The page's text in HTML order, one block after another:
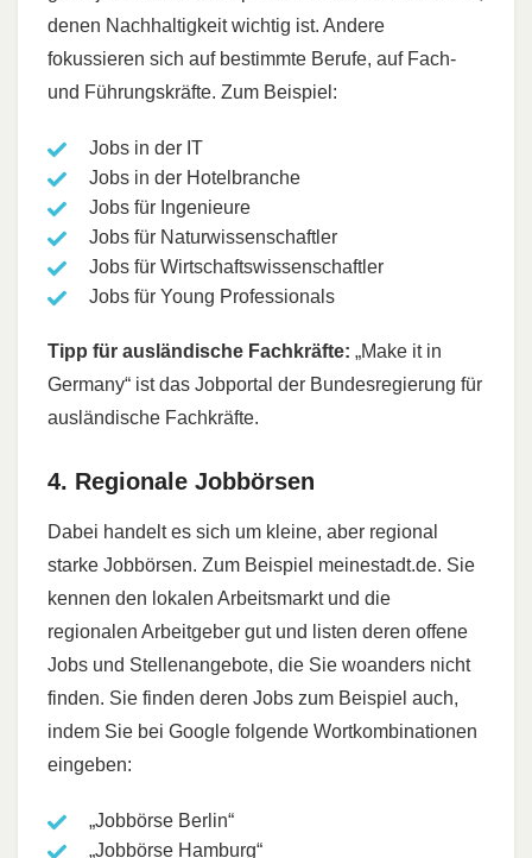
denen Nachhaltigkeit wichtig ist. Andere
fokussieren sich auf bestimmte Berufe, auf Fach-
und Führungskräfte. Zum Beispiel:
Jobs in der IT
Jobs in der Hotelbranche
Jobs für Ingenieure
Jobs für Naturwissenschaftler
Jobs für Wirtschaftswissenschaftler
Jobs für Young Professionals
Tipp für ausländische Fachkräfte: „Make it in
Germany“ ist das Jobportal der Bundesregierung für
ausländische Fachkräfte.
4. Regionale Jobbörsen
Dabei handelt es sich um kleine, aber regional
starke Jobbörsen. Zum Beispiel meinestadt.de. Sie
kennen den lokalen Arbeitsmarkt und die
regionalen Arbeitgeber gut und listen deren offene
Jobs und Stellenangebote, die Sie woanders nicht
finden. Sie finden deren Jobs zum Beispiel auch,
indem Sie bei Google folgende Wortkombinationen
eingeben:
„Jobbörse Berlin“
„Jobbörse Hamburg“